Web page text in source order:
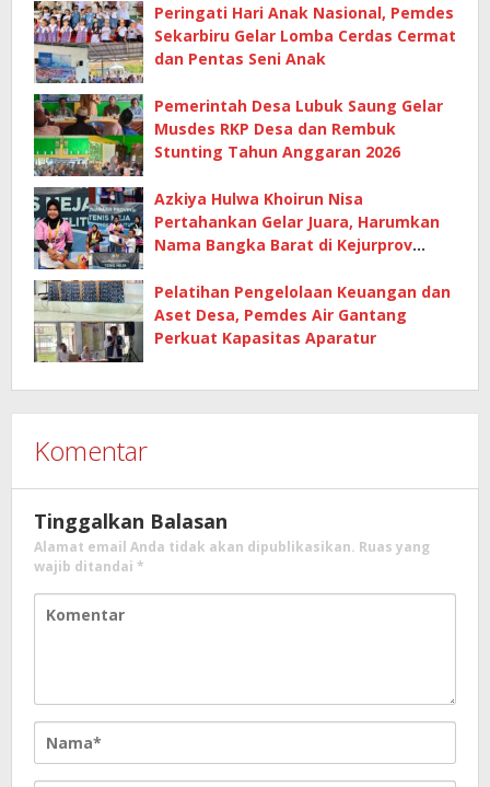
Peringati Hari Anak Nasional, Pemdes
Sekarbiru Gelar Lomba Cerdas Cermat
dan Pentas Seni Anak
Pemerintah Desa Lubuk Saung Gelar
Musdes RKP Desa dan Rembuk
Stunting Tahun Anggaran 2026
Azkiya Hulwa Khoirun Nisa
Pertahankan Gelar Juara, Harumkan
Nama Bangka Barat di Kejurprov
Pelatihan Pengelolaan Keuangan dan
Aset Desa, Pemdes Air Gantang
Perkuat Kapasitas Aparatur
Komentar
Tinggalkan Balasan
Alamat email Anda tidak akan dipublikasikan. Ruas yang
wajib ditandai *